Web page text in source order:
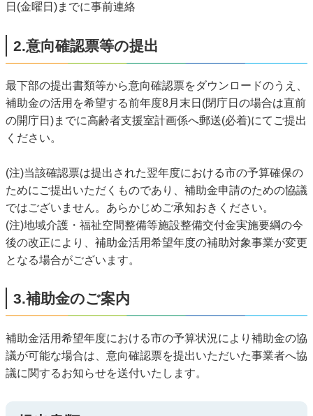
日(金曜日)までに事前連絡
2.意向確認票等の提出
最下部の提出書類等から意向確認票をダウンロードのうえ、
補助金の活用を希望する前年度8月末日(閉庁日の場合は直前
の開庁日)までに高齢者支援室計画係へ郵送(必着)にてご提出
ください。
(注)当該確認票は提出された翌年度における市の予算確保の
ためにご提出いただくものであり、補助金申請のための協議
ではございません。あらかじめご承知おきください。
(注)地域介護・福祉空間整備等施設整備交付金実施要綱の今
後の改正により、補助金活用希望年度の補助対象事業が変更
となる場合がございます。
3.補助金のご案内
補助金活用希望年度における市の予算状況により補助金の協
議が可能な場合は、意向確認票を提出いただいた事業者へ協
議に関するお知らせを送付いたします。